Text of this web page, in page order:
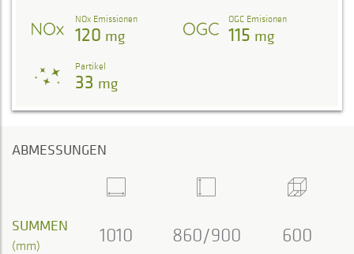
NOx Emissionen
120 mg
OGC Emisionen
115 mg
Partikel
33 mg
ABMESSUNGEN
SUMMEN
(mm) 1010 860/900 600